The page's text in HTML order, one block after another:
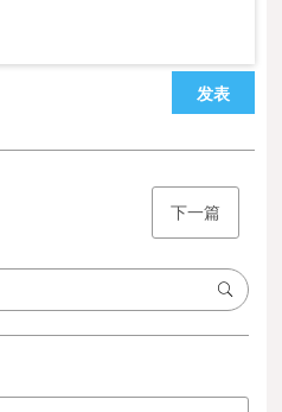
发表
下一篇